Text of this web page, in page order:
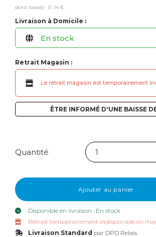
dont taxe(s) : 0 ,14 €
Livraison à Domicile :
En stock
Retrait Magasin :
Le retrait magasin est temporairement
ÊTRE INFORMÉ D'UNE BAISSE
Quantité
Ajouter au panier
Disponible en livraison : En stock
Retrait temporairement indisponible en
Livraison Standard par DPD Relais.